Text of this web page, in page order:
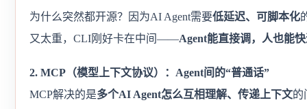
为什么突然都开源？因为AI Agent需要低延迟、可脚本化
又太重，CLI刚好卡在中间——Agent能直接调，人也能
2. MCP（模型上下文协议）：Agent间的“普通话”
MCP解决的是多个AI Agent怎么互相理解、传递上下文的